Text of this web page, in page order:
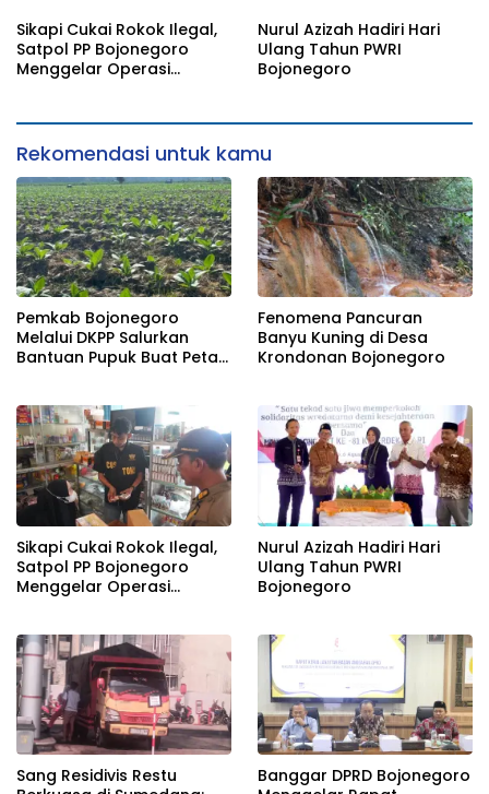
Sikapi Cukai Rokok Ilegal,
Satpol PP Bojonegoro
Menggelar Operasi
Nurul Azizah Hadiri Hari
Ulang Tahun PWRI
Bojonegoro
Rekomendasi untuk kamu
Pemkab Bojonegoro
Melalui DKPP Salurkan
Bantuan Pupuk Buat Petani
Fenomena Pancuran
Banyu Kuning di Desa
Krondonan Bojonegoro
Sikapi Cukai Rokok Ilegal,
Satpol PP Bojonegoro
Menggelar Operasi
Nurul Azizah Hadiri Hari
Ulang Tahun PWRI
Bojonegoro
Sang Residivis Restu
Banggar DPRD Bojonegoro